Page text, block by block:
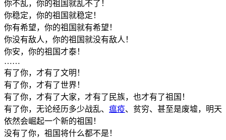
你不乱，你的祖国就乱不了！
你稳定，你的祖国就稳定！
你有希望，你的祖国就有希望！
你没有敌人，你的祖国就没有敌人！
你安，你的祖国才泰！
……
有了你，才有了文明！
有了你，才有了世界！
有了你，才有了大家，才有了民族，也才有了祖国！
有了你，无论经历多少战乱、 瘟疫、贫穷、甚至是废墟，明天
依然会崛起一个新的祖国！
没有了你，祖国将什么都不是！